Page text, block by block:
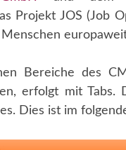
Projekt JOS (Job
Bereiche des
erfolgt mit
Dies ist im